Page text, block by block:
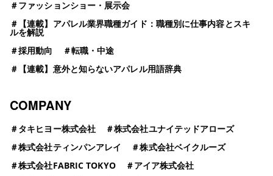
＃ファッションショー・展示会
＃ 【連載】アパレル業界職種ガイド：職種別に仕事内容とスキ
ルを解説
＃採用動向 ＃転職・中途
＃ 【連載】意外と知らないアパレル用語辞典
COMPANY
＃タキヒヨー株式会社 ＃株式会社ユナイテッドアローズ
＃株式会社ティンパンアレイ ＃株式会社ベイクルーズ
＃株式会社FABRIC TOKYO ＃アイア株式会社